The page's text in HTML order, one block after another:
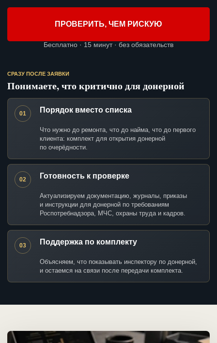
ПРОВЕРИТЬ, ЧЕМ РИСКУЮ
Бесплатно · 15 минут · без обязательств
СРАЗУ ПОСЛЕ ЗАЯВКИ
Понимаете, что критично для донерной
01 Порядок вместо списка
Что нужно до ремонта, что до найма, что до первого
клиента: комплект для открытия донерной
по очерёдности.
02 Готовность к проверке
Актуализируем документацию, журналы, приказы
и инструкции для донерной по требованиям
Роспотребнадзора, МЧС, охраны труда и кадров.
03 Поддержка по комплекту
Объясняем, что показывать инспектору по донерной,
и остаемся на связи после передачи комплекта.